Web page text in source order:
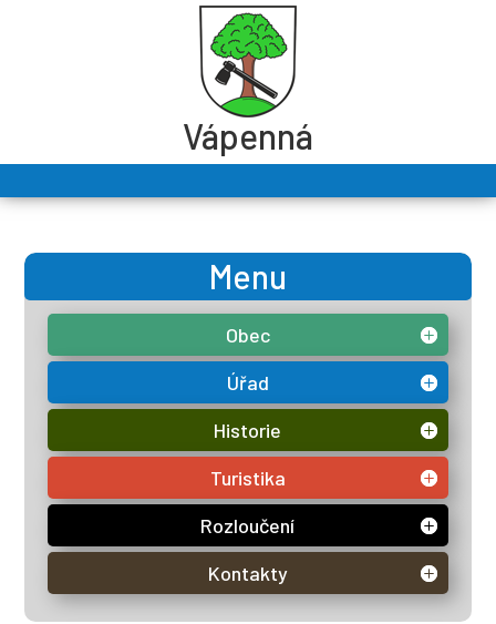
Vápenná
Menu
Obec
Úřad
Historie
Turistika
Rozloučení
Kontakty